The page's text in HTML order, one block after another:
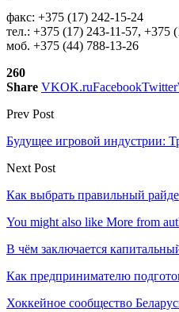
факс: +375 (17) 242-15-24
тел.: +375 (17) 243-11-57, +375
моб. +375 (44) 788-13-26
260
Share VKOK.ruFacebookTwitter
Prev Post
Будущее игровой индустрии:
Next Post
Как выбрать правильный
You might also like More from
В чём заключается
Как предпринимателю
Хоккейное сообщество